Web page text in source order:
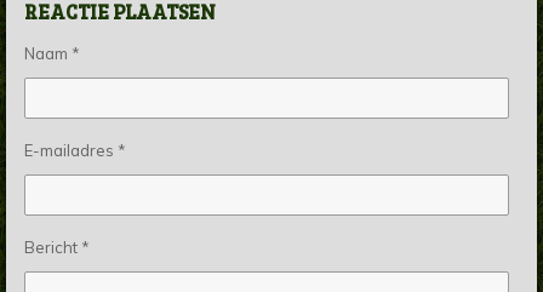
e
n
l
r
e
e
n
REACTIE PLAATSEN
Naam *
E-mailadres *
Bericht *